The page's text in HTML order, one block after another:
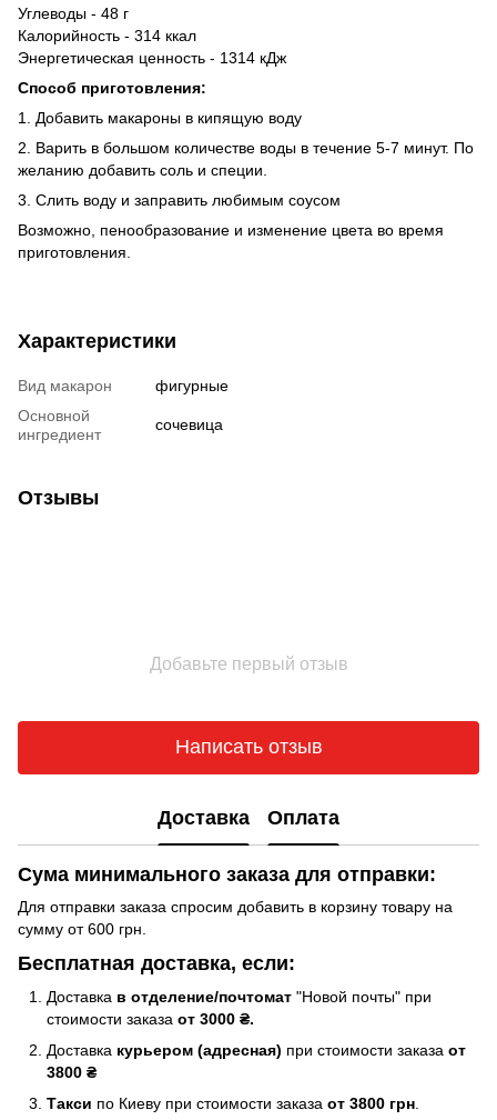
Углеводы - 48 г
Калорийность - 314 ккал
Энергетическая ценность - 1314 кДж
Способ приготовления:
1. Добавить макароны в кипящую воду
2. Варить в большом количестве воды в течение 5-7 минут. По
желанию добавить соль и специи.
3. Слить воду и заправить любимым соусом
Возможно, пенообразование и изменение цвета во время
приготовления.
Характеристики
Вид макарон
фигурные
Основной
ингредиент
сочевица
Отзывы
Добавьте первый отзыв
Написать отзыв
Доставка Оплата
Сума минимального заказа для отправки:
Для отправки заказа спросим добавить в корзину товару на
сумму от 600 грн.
Бесплатная доставка, если:
Доставка в отделение/почтомат "Новой почты" при
стоимости заказа от 3000 ₴.
Доставка курьером (адресная) при стоимости заказа от
3800 ₴
Такси по Киеву при стоимости заказа от 3800 грн.